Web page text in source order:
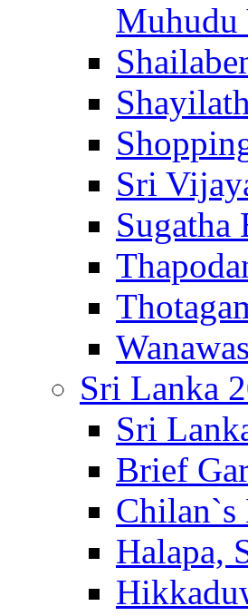
Muhudu
Sri
Sugatha
Sri Lanka
Sri
Brief
Chilan`s
Halapa,